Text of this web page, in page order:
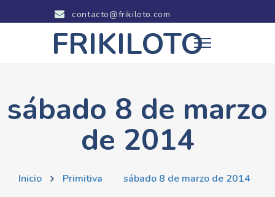
contacto@frikiloto.com
FRIKILOTO
sábado 8 de marzo
de 2014
Inicio Primitiva sábado 8 de marzo de 2014